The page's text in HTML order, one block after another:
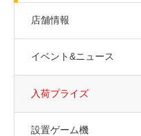
店舗情報
イベント&ニュース
入荷プライズ
設置ゲーム機